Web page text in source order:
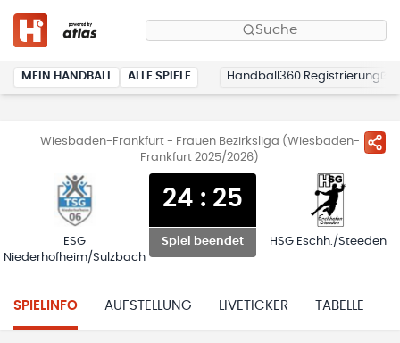
Suche
MEIN HANDBALL ALLE SPIELE Handball360 Registrierung
Wiesbaden-Frankfurt - Frauen Bezirksliga (Wiesbaden-
Frankfurt 2025/2026)
ESG
Niederhofheim/Sulzbach
24 : 25
Spiel beendet HSG Eschh./Steeden
SPIELINFO AUFSTELLUNG LIVETICKER TABELLE